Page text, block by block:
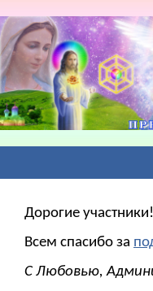
Дорогие участники!
Всем спасибо за
С Любовью,